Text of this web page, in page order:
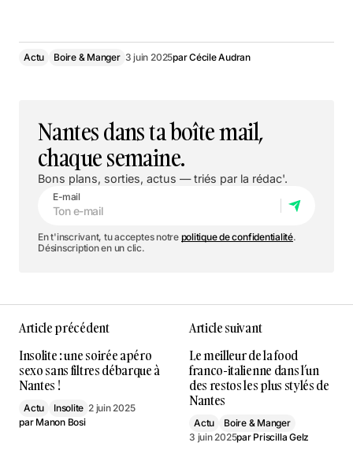
Actu Boire & Manger 3 juin 2025parCécile Audran
Nantes dans ta boîte mail,
chaque semaine.
Bons plans, sorties, actus — triés par la rédac'.
E-mail
En t'inscrivant, tu acceptes notre politique de confidentialité.
Désinscription en un clic.
Article précédent
Insolite : une soirée apéro
sexo sans filtres débarque à
Nantes !
Actu Insolite 2 juin 2025
par Manon Bosi
Article suivant
Le meilleur de la food
franco-italienne dans l’un
des restos les plus stylés de
Nantes
Actu
Boire & Manger
3 juin 2025par Priscilla Gelz